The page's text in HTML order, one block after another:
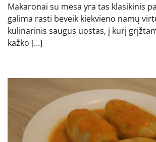
Makaronai su mėsa yra tas klasikinis
galima rasti beveik kiekvieno namų
kulinarinis saugus uostas, į kurį
kažko […]